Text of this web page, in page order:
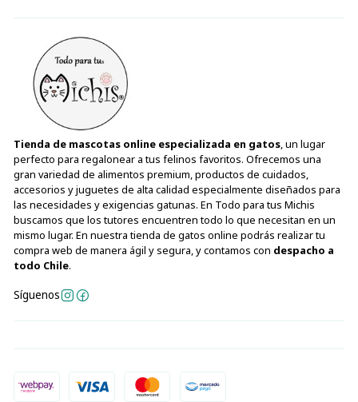
Tienda de mascotas online especializada en gatos, un lugar
perfecto para regalonear a tus felinos favoritos. Ofrecemos una
gran variedad de alimentos premium, productos de cuidados,
accesorios y juguetes de alta calidad especialmente diseñados para
las necesidades y exigencias gatunas. En Todo para tus Michis
buscamos que los tutores encuentren todo lo que necesitan en un
mismo lugar. En nuestra tienda de gatos online podrás realizar tu
compra web de manera ágil y segura, y contamos con despacho a
todo Chile.
Síguenos